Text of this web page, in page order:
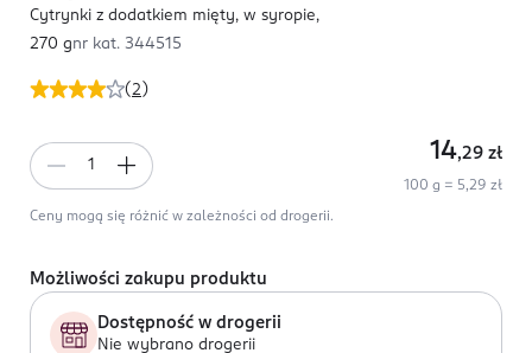
(2 )
Cytrynki z dodatkiem mięty, w syropie,
270 gnr kat. 344515
14,29 zł
100 g = 5,29 zł
Ceny mogą się różnić w zależności od drogerii.
Możliwości zakupu produktu
Dostępność w drogerii
Nie wybrano drogerii